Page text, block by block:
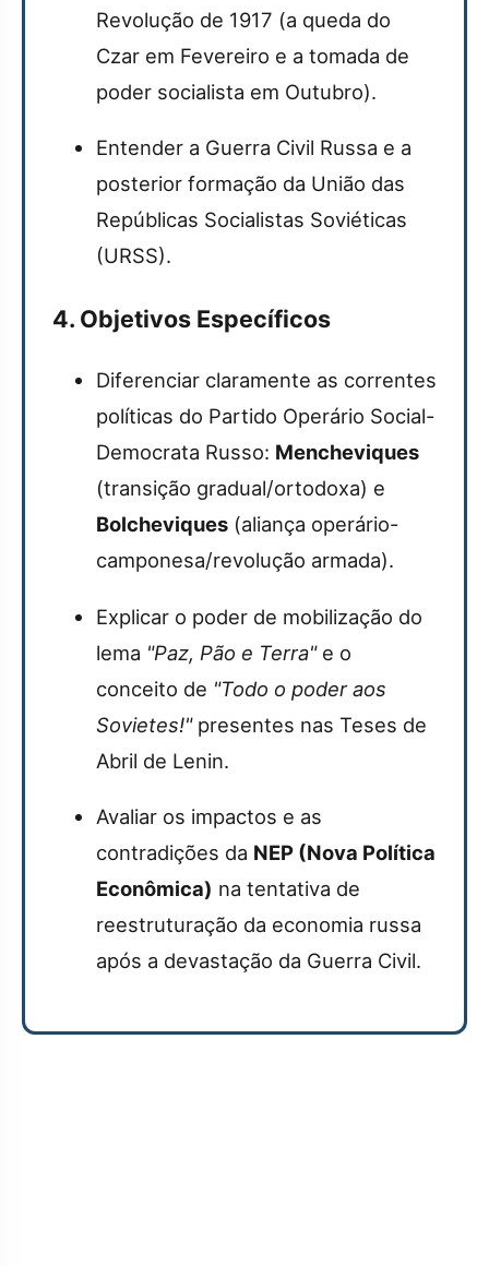
Revolução de 1917 (a queda do
Czar em Fevereiro e a tomada de
poder socialista em Outubro).
Entender a Guerra Civil Russa e a
posterior formação da União das
Repúblicas Socialistas Soviéticas
(URSS).
4. Objetivos Específicos
Diferenciar claramente as correntes
políticas do Partido Operário Social-
Democrata Russo: Mencheviques
(transição gradual/ortodoxa) e
Bolcheviques (aliança operário-
camponesa/revolução armada).
Explicar o poder de mobilização do
lema "Paz, Pão e Terra"e o
conceito de "Todo o poder aos
Sovietes!"presentes nas Teses de
Abril de Lenin.
Avaliar os impactos e as
contradições da NEP (Nova Política
Econômica) na tentativa de
reestruturação da economia russa
após a devastação da Guerra Civil.